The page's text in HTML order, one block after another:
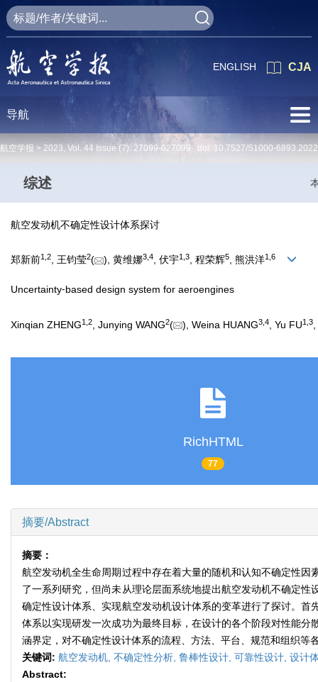
CJA
ENGLISH
导航
航空学报 > 2023, Vol. 44 Issue (7): 27099-027099 doi: 10.7527/S1000-
综述
航空发动机不确定性设计体系探讨
郑新前1 2, 王钧莹2( ), 黄维娜3 4, 伏宇1 3, 程荣辉5, 熊洪洋1 6
Uncertainty⁃based design system for aeroengines
Xinqian ZHENG1 2 , Junying WANG2( ), Weina HUANG3 4 , Yu FU1 3
RichHTML
77
摘要/Abstract
摘要：
航空发动机全生命周期过程中存在着大量的随机和认知不确定性
了一系列研究，但尚未从理论层面系统地提出航空发动机不确定
确定性设计体系、实现航空发动机设计体系的变革进行了探讨。
体系以实现研发一次成功为最终目标，在设计的各个阶段对性能
涵界定，对不确定性设计体系的流程、方法、平台、规范和组织
关键词: 航空发动机, 不确定性分析, 鲁棒性设计, 可靠性设计, 设计
Abstract: